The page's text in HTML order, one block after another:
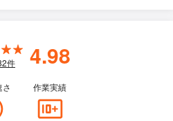
件 4.98
作業実績